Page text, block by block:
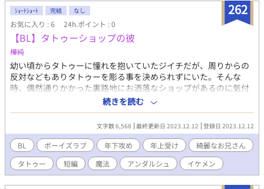
しながらも、シャーロットは最愛の妃であるティルスディアと愛
を育んでいた。 そんなある日、二人の意思に関係なく、再び兄弟
間での派閥争いが水面下で起きようとした。状況を探る為にティ
ルスディアが開いた茶会で、ティルスディアに毒が盛られること
になる。 ※毎週水・土・日曜日更新。
262
ｼｮｰﾄｼｮｰﾄ 完結 なし
お気に入り : 6 24h.ポイント : 0
【BL】タトゥーショップの彼
樺純
幼い頃からタトゥーに憧れを抱いていたジイチだが、周りからの
反対などもありタトゥーを彫る事を決められずにいた。そんな
時、偶然通りかかった裏路地にお洒落なショップがあるのに気付
き興味をそそられらると、そのショップはなんとタトゥーショッ
プだった。ジイチは導かれるように恐る恐る近づくと、タトゥー
ショップの中にはまるでお人形のような顔をした男性がジイチに
笑顔を向け手を振っていた。その瞬間、ジイチの胸はドキッと弾
みそのままタトゥーショップの中に入ってしまう。店内には誘惑
されるような甘い香りのお香が漂っていてお洒落なアンティーク
雑貨が飾ってあり、他のタトゥーショップとは違う雰囲気の店内
にジイチは惹かれる。さらにそれ以上にジイチが惹かれたのはこ
続きを読む
文字数 6,568 最終更新日 2023.12.12 登録日 2023.12.12
BL ボーイズラブ 年下攻め 年上受け
綺麗なお兄さん
タトゥー
短編 魔法 アンダルシュ イケメン